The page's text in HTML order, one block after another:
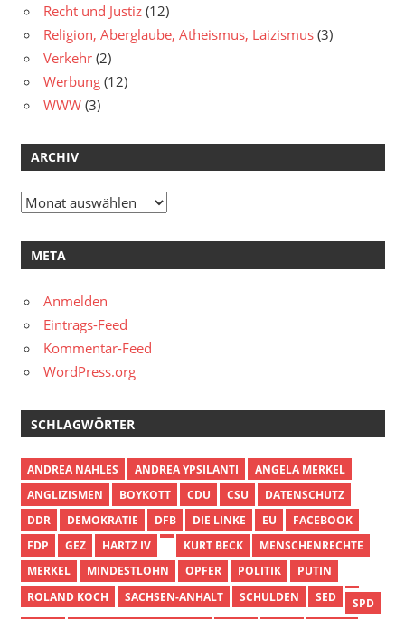
Recht und Justiz (12)
Religion, Aberglaube, Atheismus, Laizismus (3)
Verkehr (2)
Werbung (12)
WWW (3)
ARCHIV
Archiv
META
Anmelden
Eintrags-Feed
Kommentar-Feed
WordPress.org
SCHLAGWÖRTER
ANDREA NAHLES ANDREA YPSILANTI
ANGELA MERKEL
ANGLIZISMEN
BOYKOTT CDU CSU
DATENSCHUTZ
DDR
DEMOKRATIE DFB DIE LINKE EU
FACEBOOK
FDP
GEZ HARTZ IV KURT BECK
MENSCHENRECHTE
MERKEL
MINDESTLOHN OPFER POLITIK
PUTIN
ROLAND KOCH
SACHSEN-ANHALT SCHULDEN SED
SPD